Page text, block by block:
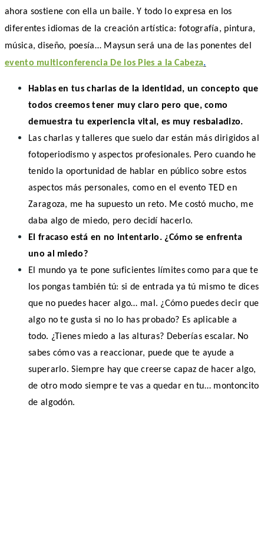
ahora sostiene con ella un baile. Y todo lo expresa en los
diferentes idiomas de la creación artística: fotografía, pintura,
música, diseño, poesía… Maysun será una de las ponentes del
evento multiconferencia De los Pies a la Cabeza.
Hablas en tus charlas de la identidad, un concepto que
todos creemos tener muy claro pero que, como
demuestra tu experiencia vital, es muy resbaladizo.
Las charlas y talleres que suelo dar están más dirigidos al
fotoperiodismo y aspectos profesionales. Pero cuando he
tenido la oportunidad de hablar en público sobre estos
aspectos más personales, como en el evento TED en
Zaragoza, me ha supuesto un reto. Me costó mucho, me
daba algo de miedo, pero decidí hacerlo.
El fracaso está en no intentarlo. ¿Cómo se enfrenta
uno al miedo?
El mundo ya te pone suficientes límites como para que te
los pongas también tú: si de entrada ya tú mismo te dices
que no puedes hacer algo… mal. ¿Cómo puedes decir que
algo no te gusta si no lo has probado? Es aplicable a
todo. ¿Tienes miedo a las alturas? Deberías escalar. No
sabes cómo vas a reaccionar, puede que te ayude a
superarlo. Siempre hay que creerse capaz de hacer algo,
de otro modo siempre te vas a quedar en tu… montoncito
de algodón.